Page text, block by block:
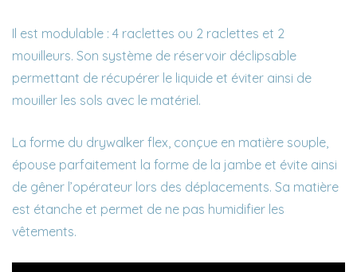
Il est modulable : 4 raclettes ou 2 raclettes et 2
mouilleurs. Son système de réservoir déclipsable
permettant de récupérer le liquide et éviter ainsi de
mouiller les sols avec le matériel.
La forme du drywalker flex, conçue en matière souple,
épouse parfaitement la forme de la jambe et évite ainsi
de gêner l’opérateur lors des déplacements. Sa matière
est étanche et permet de ne pas humidifier les
vêtements.